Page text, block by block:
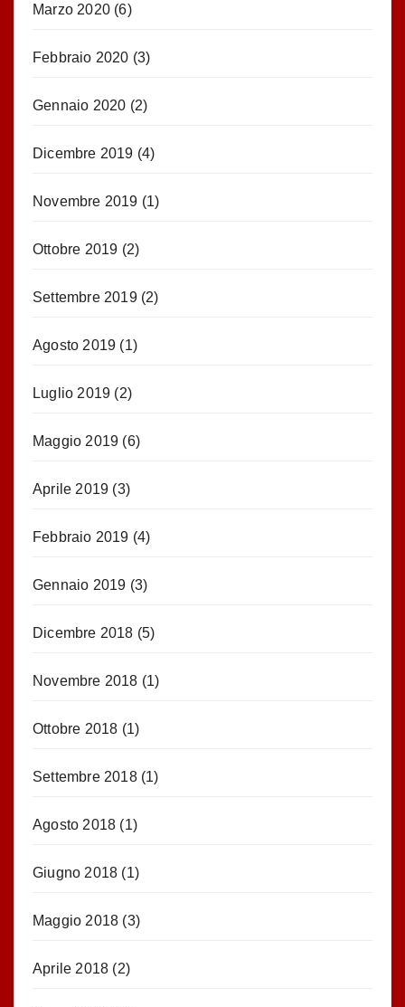
Marzo 2020 (6)
Febbraio 2020 (3)
Gennaio 2020 (2)
Dicembre 2019 (4)
Novembre 2019 (1)
Ottobre 2019 (2)
Settembre 2019(2)
Agosto 2019 (1)
Luglio 2019 (2)
Maggio 2019 (6)
Aprile 2019 (3)
Febbraio 2019 (4)
Gennaio 2019 (3)
Dicembre 2018 (5)
Novembre 2018 (1)
Ottobre 2018 (1)
Settembre 2018(1)
Agosto 2018 (1)
Giugno 2018 (1)
Maggio 2018 (3)
Aprile 2018 (2)